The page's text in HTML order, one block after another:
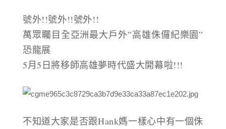
號外!!號外!!號外!!
萬眾矚目全亞洲最大戶外”高雄侏儸紀樂園”
恐龍展
5月5日將移師高雄夢時代盛大開幕啦!!!
不知道大家是否跟Hank媽一樣心中有一個侏